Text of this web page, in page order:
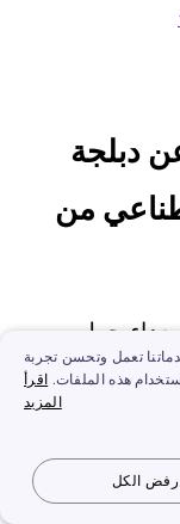
دبلجة
من
حول
نص إلى فيديو
تعمل وتحسن تجربة
هذه الملفات. اقرأ
المزيد
رفض الكل